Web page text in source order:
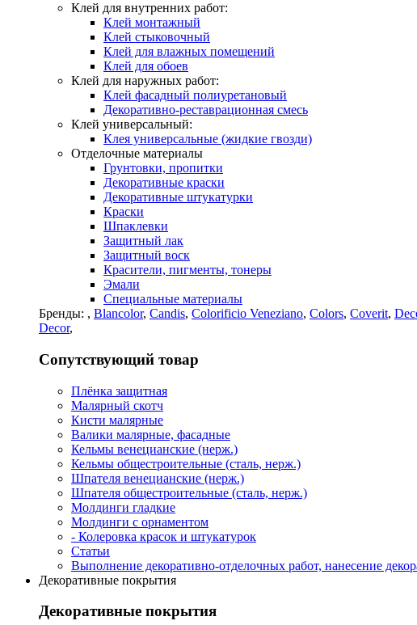
Клей для внутренних работ:
Клей монтажный
Клей стыковочный
Клей для влажных помещений
Клей для обоев
Клей для наружных работ:
Клей фасадный полиуретановый
Декоративно-реставрационная смесь
Клей универсальный:
Клея универсальные (жидкие гвозди)
Отделочные материалы
Грунтовки, пропитки
Декоративные краски
Декоративные штукатурки
Краски
Шпаклевки
Защитный лак
Защитный воск
Красители, пигменты, тонеры
Эмали
Специальные материалы
Бренды: , Blancolor, Candis, Colorificio Veneziano, Colors, Coverit,
Decor,
Сопутствующий товар
Плёнка защитная
Малярный скотч
Кисти малярные
Валики малярные, фасадные
Кельмы венецианские (нерж.)
Кельмы общестроительные (сталь, нерж.)
Шпателя венецианские (нерж.)
Шпателя общестроительные (сталь, нерж.)
Молдинги гладкие
Молдинги с орнаментом
- Колеровка красок и штукатурок
Статьи
Выполнение декоративно-отделочных работ, нанесение
Декоративные покрытия
Декоративные покрытия